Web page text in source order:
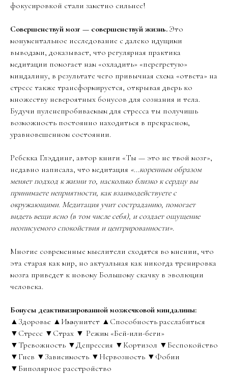
фокусировкой стали заметно сильнее!
Совершенствуй мозг — совершенствуй жизнь. Это
монументальное исследование с далеко идущими
выводами, доказывает, что регулярная практика
медитации помогает нам «охладить» «перегретую»
миндалину, в результате чего привычная схема «ответа» на
стресс также трансформируется, открывая дверь ко
множеству невероятных бонусов для сознания и тела.
Будучи пуленепробиваемым для стресса ты получишь
возможность постоянно находиться в прекрасном,
уравновешенном состоянии.
Ребекка Глэддинг, автор книги «Ты — это не твой мозг»,
недавно написала, что медитация «...коренным образом
меняет подход к жизни то, насколько близко к сердцу вы
принимаете неприятности, как взаимодействуете с
окружающими. Медитация учит состраданию, помогает
видеть вещи ясно (в том числе себя), и создает ощущение
неописуемого спокойствия и центрированности».
Многие современные мыслители сходятся во мнении, что
эта старая как мир, но актуальная как никогда тренировка
мозга приведет к новому Большому скачку в эволюции
человека.
Бонусы деактивизированной мозжечковой миндалины:
▲Здоровье ▲Иммунитет ▲Способность расслабиться
▼Стресс ▼Страх ▼ Режим «Бей-или-беги»
▼Тревожность ▼Депрессия ▼Кортизол ▼Беспокойство
▼Гнев ▼Зависимость ▼Нервозность ▼Фобии
▼Биполярное расстройство